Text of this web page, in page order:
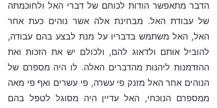
הדבר מתאפשר הודות לכוחם של דברי האל ולחוכמתה
של עבודת האל. מבחינת אלה אשר נוהים כעת אחר
האל, האל משתמש בדבריו על מנת לבצע בהם עבודה,
להוביל אותם ולדאוג להם, ולכולם יש את הזכות ואת
ההזדמנות ליהנות מהדברים האלה. לו היה מספרם של
הנוהים אחר האל מזנק פי עשרה, פי עשרים ואף פי מאה
ממספרם הנוכחי, האל עדיין היה מסוגל לטפל בהם